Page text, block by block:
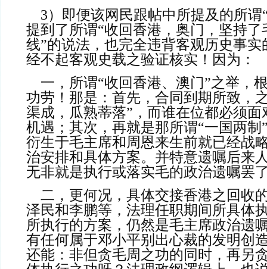
提到了所谓“收回香港，奥门，坚持
线”的说法，也完全违背客观历史事
经不起客观史载之验证核实！因为：
功劳！那是：首先，合同到期所致，
渠成，瓜熟蒂落”，而谁在位都必须
机遇；其次，再就是那所谓“一国两制
衍生于毛主席和周恩来生前就已经战
治安排和具体方案。并特意遗嘱后
无非就是执行或落实毛的政治遗嘱
泽民和李鹏等，法理任职期间所具体
所执行的方案，仍然是毛主席政治遗
有任何属于邓小平别出心裁的发明创
还能：非但贪毛周之功的同时，再另